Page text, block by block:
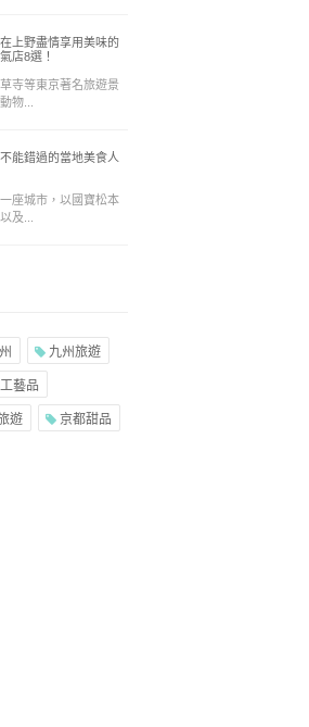
上野盡情享用美味的
店8選！
寺等東京著名旅遊景
物...
能錯過的當地美食人
座城市，以國寶松本
及...
九州旅遊
藝品
遊 京都甜品